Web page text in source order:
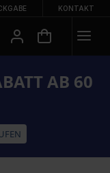
KONTAKT
AB 60